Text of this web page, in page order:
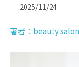
2025/11/24
著者：beauty